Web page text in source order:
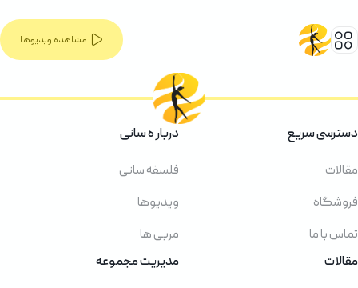
مشاهده ویدیوها
دسترسی سریع
مقالات
فروشگاه
تماس با ما
دربار ه سانی
فلسفه سانی
ویدیوها
مربی ها
مقالات
مدیریت مجموعه